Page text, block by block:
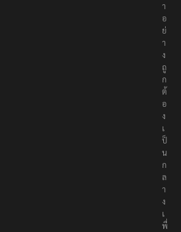
า
อ
ย่
า
ง
ถู
ก
ต้
อ
ง
เ
ป็
น
ก
ล
า
ง
เ
พื่